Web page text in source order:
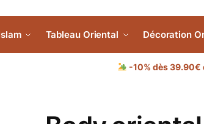
Tableau Oriental Décoration
-10% dès 39.90€